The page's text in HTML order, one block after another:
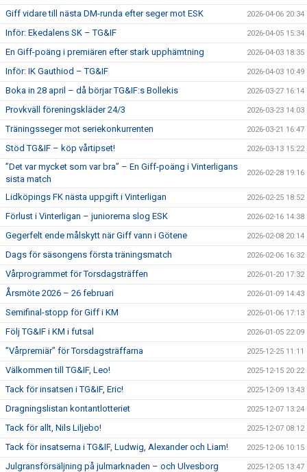
Giff vidare till nästa DM-runda efter seger mot ESK 2026-04-06 20:34
Inför: Ekedalens SK – TG&IF 2026-04-05 15:34
En Giff-poäng i premiären efter stark upphämtning 2026-04-03 18:35
Inför: IK Gauthiod – TG&IF 2026-04-03 10:49
Boka in 28 april – då börjar TG&IF:s Bollekis 2026-03-27 16:14
Provkväll föreningskläder 24/3 2026-03-23 14:03
Träningsseger mot seriekonkurrenten 2026-03-21 16:47
Stöd TG&IF – köp vårtipset! 2026-03-13 15:22
”Det var mycket som var bra” – En Giff-poäng i Vinterligans
sista match
2026-02-28 19:16
Lidköpings FK nästa uppgift i Vinterligan 2026-02-25 18:52
Förlust i Vinterligan – juniorerna slog ESK 2026-02-16 14:38
Gegerfelt ende målskytt när Giff vann i Götene 2026-02-08 20:14
Dags för säsongens första träningsmatch 2026-02-06 16:32
Vårprogrammet för Torsdagsträffen 2026-01-20 17:32
Årsmöte 2026 – 26 februari 2026-01-09 14:43
Semifinal-stopp för Giff i KM 2026-01-06 17:13
Följ TG&IF i KM i futsal 2026-01-05 22:09
”Vårpremiär” för Torsdagsträffarna 2025-12-25 11:11
Välkommen till TG&IF, Leo! 2025-12-15 20:22
Tack för insatsen i TG&IF, Eric! 2025-12-09 13:43
Dragningslistan kontantlotteriet 2025-12-07 13:24
Tack för allt, Nils Liljebo! 2025-12-07 08:12
Tack för insatserna i TG&IF, Ludwig, Alexander och Liam! 2025-12-06 10:15
Julgransförsäljning på julmarknaden – och Ulvesborg 2025-12-05 13:47